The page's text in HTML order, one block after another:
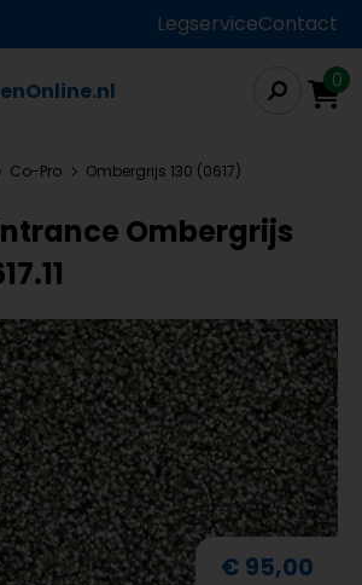
LegserviceContact
0
Co-Pro Ombergrijs 130 (0617)
Ombergrijs
€ 95,00